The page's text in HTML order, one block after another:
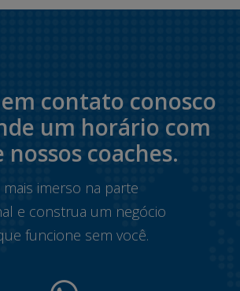
contato conosco
um horário com
nossos coaches.
imerso na parte
e construa um negócio
funcione sem você.